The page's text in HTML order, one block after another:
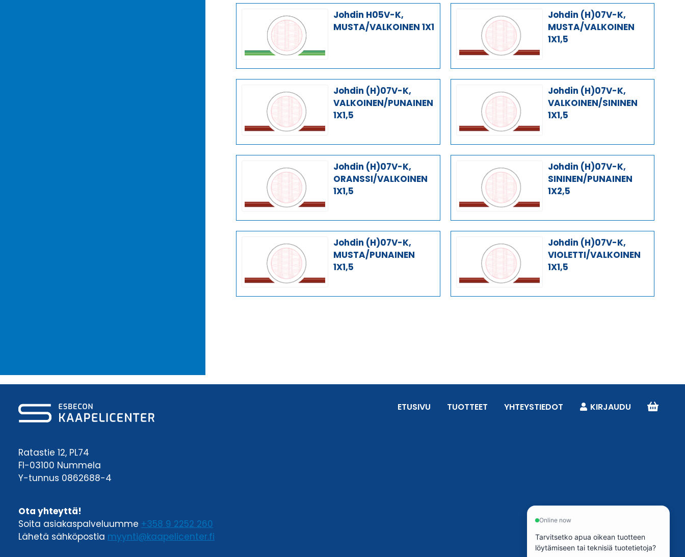
Johdin H05V-K,
MUSTA/VALKOINEN 1X1
Johdin (H)07V-K,
MUSTA/VALKOINEN
1X1,5
Johdin (H)07V-K,
VALKOINEN/PUNAINEN
1X1,5
Johdin (H)07V-K,
VALKOINEN/SININEN
1X1,5
Johdin (H)07V-K,
ORANSSI/VALKOINEN
1X1,5
Johdin (H)07V-K,
SININEN/PUNAINEN
1X2,5
Johdin (H)07V-K,
MUSTA/PUNAINEN
1X1,5
Johdin (H)07V-K,
VIOLETTI/VALKOINEN
1X1,5
Ratastie 12, PL74
FI-03100 Nummela
Y-tunnus 0862688-4
Ota yhteyttä!
Soita asiakaspalveluumme +358 9 2252 260
Lähetä sähköpostia myynti@kaapelicenter.fi
ETUSIVU TUOTTEET YHTEYSTIEDOT KIRJAUDU
Online now
Tarvitsetko apua oikean tuotteen
löytämiseen tai teknisiä tuotetietoja?